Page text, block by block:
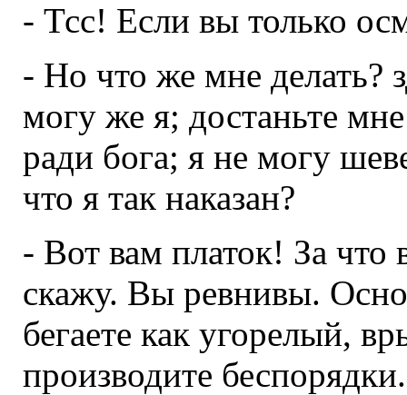
- Тсс! Если вы только
- Но что же мне делать?
могу же я; достаньте
ради бога; я не могу
что я так наказан?
- Вот вам платок! За что
скажу. Вы ревнивы.
бегаете как угорелый,
производите